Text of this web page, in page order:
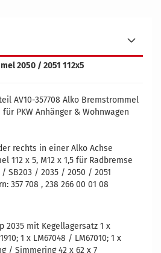
2050 / 2051 112x5
AV10-357708 Alko Bremstrommel
für PKW Anhänger & Wohnwagen
rechts in einer Alko Achse
112 x 5, M12 x 1,5 für Radbremse
/ SB203 / 2035 / 2050 / 2051
357 708 , 238 266 00 01 08
2035 mit Kegellagersatz 1 x
1 x LM67048 / LM67010; 1 x
/ Simmering 42 x 62 x 7